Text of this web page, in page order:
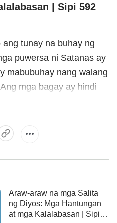
| Sipi 592
tunay na buhay ng
puwersa ni Satanas ay
mabubuhay nang walang
mga bagay ay hindi
gaya ng sa
pangsambahayan…,
masyadong
rito ay masyadong
ang tao, ang
magbabago:
gumagalang sa Diyos
Sa oras na lahat
Araw-araw na mga Salita
ng Diyos: Mga Hantungan
at mga Kalalabasan | Sipi